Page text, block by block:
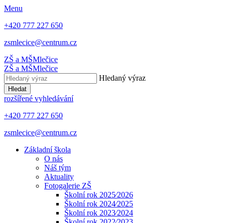
Menu
+420 777 227 650
zsmlecice@centrum.cz
ZŠ a MŠMlečice
ZŠ a MŠMlečice
Hledaný výraz
Hledat
rozšířené vyhledávání
+420 777 227 650
zsmlecice@centrum.cz
Základní škola
O nás
Náš tým
Aktuality
Fotogalerie ZŠ
Školní rok 2025⁄2026
Školní rok 2024⁄2025
Školní rok 2023⁄2024